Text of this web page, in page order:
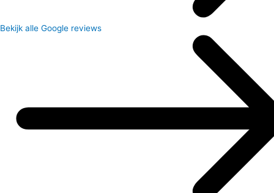
Bekijk alle Google reviews